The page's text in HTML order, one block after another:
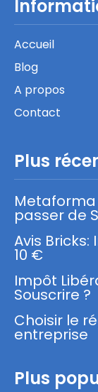
Accueil
Blog
A propos
Contact
Plus
Metaforma
passer de
Avis
10 €
Impôt
Souscrire ?
Choisir le
entreprise
Plus